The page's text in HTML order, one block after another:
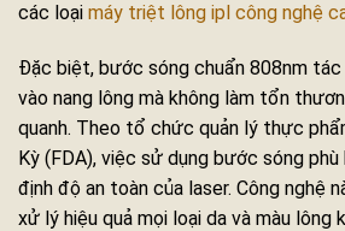
các loại máy triệt lông ipl công nghệ
Đặc biệt, bước sóng chuẩn 808nm
vào nang lông mà không làm tổn
quanh. Theo tổ chức quản lý thực
Kỳ (FDA), việc sử dụng bước sóng
định độ an toàn của laser. Công nghệ
xử lý hiệu quả mọi loại da và màu lông